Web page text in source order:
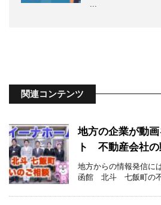
関連コンテンツ
地方の企業が動
ト 不動産会社の
地方からの情報発信に
函館 北斗 七飯町の